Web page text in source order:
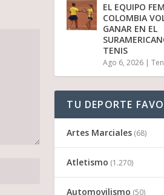
EL EQUIPO
COLOMBIA
GANAR EN EL
TENIS
Ago 6, 2026 |
TU DEPORTE
Artes Marciales (68)
Atletismo (1.270)
Automovilismo (50)